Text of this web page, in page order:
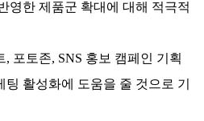
영한 제품군 확대에 대해 적극적
포토존, SNS 홍보 캠페인 기획
활성화에 도움을 줄 것으로 기